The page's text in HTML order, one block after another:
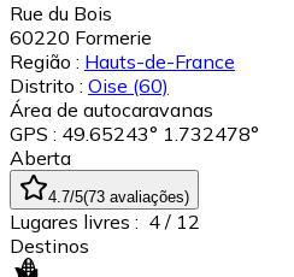
Rue du Bois
60220 Formerie
Região : Hauts-de-France
Distrito : Oise (60)
Área de autocaravanas
GPS : 49.65243° 1.732478°
Aberta
4.7/5(73 avaliações)
Lugares livres : 4 / 12
Destinos